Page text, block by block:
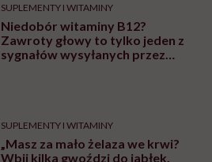
SUPLEMENTY I WITAMINY
Niedobór witaminy B12?
Zawroty głowy to tylko jeden z
sygnałów wysyłanych przez
SUPLEMENTY I WITAMINY
„Masz za mało żelaza we krwi?
Wbij kilka gwoździ do jabłek,